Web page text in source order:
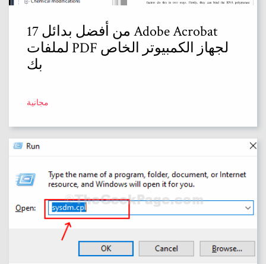
17 من أفضل بدائل Adobe Acrobat
لملفات PDF لجهاز الكمبيوتر الخاص
بك
مجانية